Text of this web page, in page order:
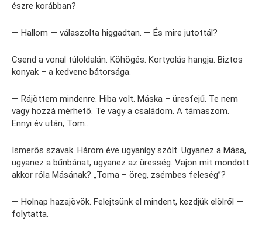
észre korábban?
— Hallom — válaszolta higgadtan. — És mire jutottál?
Csend a vonal túloldalán. Köhögés. Kortyolás hangja. Biztos
konyak – a kedvenc bátorsága.
— Rájöttem mindenre. Hiba volt. Máska – üresfejű. Te nem
vagy hozzá mérhető. Te vagy a családom. A támaszom.
Ennyi év után, Tom…
Ismerős szavak. Három éve ugyanígy szólt. Ugyanez a Mása,
ugyanez a bűnbánat, ugyanez az üresség. Vajon mit mondott
akkor róla Másának? „Toma – öreg, zsémbes feleség”?
— Holnap hazajövök. Felejtsünk el mindent, kezdjük elölről —
folytatta.